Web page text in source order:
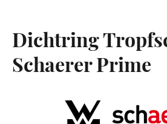
Dichtring
Schaerer Prime